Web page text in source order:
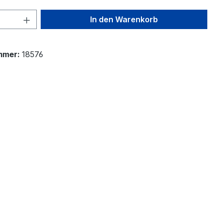
Anzahl: Gib den gewünschten Wert
In den Warenkorb
18576